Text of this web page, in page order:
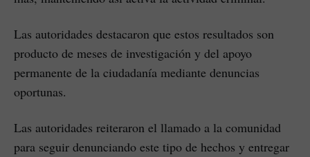
Las autoridades destacaron que estos resultados son
producto de meses de investigación y del apoyo
permanente de la ciudadanía mediante denuncias
oportunas.
Las autoridades reiteraron el llamado a la comunidad
para seguir denunciando este tipo de hechos y entregar